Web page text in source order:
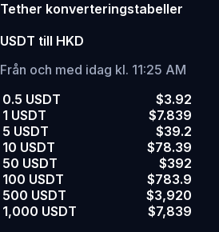
Tether konverteringstabeller
USDT till HKD
Från och med idag kl. 11:25 AM
0.5 USDT
$3.92
1 USDT
$7.839
5 USDT
$39.2
10 USDT
$78.39
50 USDT
$392
100 USDT
$783.9
500 USDT
$3,920
1,000 USDT
$7,839